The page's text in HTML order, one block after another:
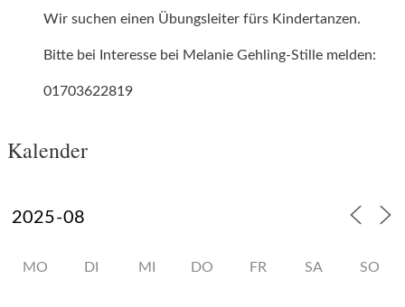
Wir suchen einen Übungsleiter fürs Kindertanzen.
Bitte bei Interesse bei Melanie Gehling-Stille melden:
01703622819
Kalender
MO DI MI DO FR SA SO